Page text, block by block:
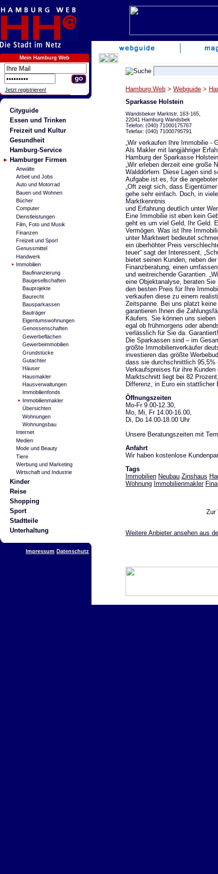
Mein Hamburg Web
Jetzt registrieren!
Cityguide
Essen und Trinken
Freizeit und Kultur
Gesundheit
Hamburg-Service
Hamburger Firmen
Anwälte
Arbeit und Jobs
Auto und Motorrad
Bauen und Wohnen
Bücher
Computer
Dienstleistungen
Film, Foto und Musik
Finanzen
Freizeit und Sport
Genussmittel
Handwerk
Immobilien
Baufinanzierung
Baugesellschaften
Bauprojekte
Baurecht
Bausparkassen
Bauträger
Eigentumswohnungen
Genossenschaften
Gewerbeflächen
Gewerbeimmobilien
Grundstücke
Gutachter
Häuser
Hausmakler
Hausverwaltungen
Immobilienfonds
Immobilienmakler
Übersichten
Wohnungen
Wohnungsbau
Internet
Medien
Mode und Beauty
Tiere
Werbung und Marketing
Wirtschaft und Industrie
Kinder
Reise
Shopping
Sport
Stadtteile
Unterhaltung
Impressum Datenschutz
Hamburg Web > Webguide >
Sparkasse Holstein
Wandsbeker Marktstr. 163-165,
22041 Hamburg Wandsbek
Telefon: (040) 71000175767
Telefax: (040) 71000795791
„Wir verkaufen Ihre Immobilie -
Als Makler mit langjähriger
Hamburg der Sparkasse
„Wir erleben derzeit eine große
Walddörfern. Diese Lagen sind
Aufgabe ist es, für die
„Oft zeigt sich, dass
gehe sehr einfach. Doch, in
Marktkenntnis
und Erfahrung deutlich unter
Eine Immobilie ist eben kein
geht es um viel Geld, Ihr Geld.
Vermögen. Was ist Ihre
unter Marktwert bedeutet
ein überhöhter Preis
teuer“ sagt der Interessent,
bietet seinen Kunden, neben
Finanzberatung, einen
und weitreichende Garantien.
eine Objektanalyse, beraten Sie
den besten Preis für Ihre
verkaufen diese zu einem
Zeitspanne. Bei uns platzt
garantieren Ihnen die
Käufers. Sie können uns sieben
egal ob frühmorgens oder
verlässlich für Sie da.
Die Sparkassen sind – im
größte Immobilienverkäufer
investieren das größte
dass sie durchschnittlich 95,5%
Verkaufspreises für ihre Kunden
Marktschnitt liegt bei 82
Differenz, in Euro ein stattlicher
Öffnungszeiten
Mo-Fr 9.00-12.30,
Mo, Mi, Fr 14.00-16.00,
Di, Do 14.00-18.00 Uhr
Unsere Beratungszeiten mit
Anfahrt
Wir haben kostenlose
Tags
Immobilien Neubau Zinshaus
Wohnung Immobilienmakler
Zur
Weitere Anbieter ansehen aus